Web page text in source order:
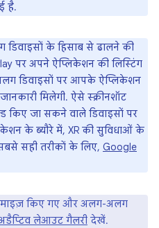
है.
के हिसाब से ढालने की
पर अपने ऐप्लिकेशन की लिस्टिंग
डिवाइसों पर आपके ऐप्लिकेशन
मिलेगी. ऐसे स्क्रीनशॉट
जा सकने वाले डिवाइसों पर
के ब्यौरे में, XR की सुविधाओं के
सही तरीकों के लिए, Google
किए गए और अलग-अलग
लेआउट गैलरी देखें.